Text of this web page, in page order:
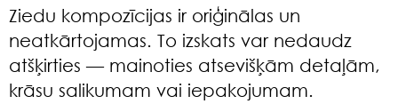
Ziedu kompozīcijas ir oriģinālas un
neatkārtojamas. To izskats var nedaudz
atšķirties — mainoties atsevišķām detaļām,
krāsu salikumam vai iepakojumam.